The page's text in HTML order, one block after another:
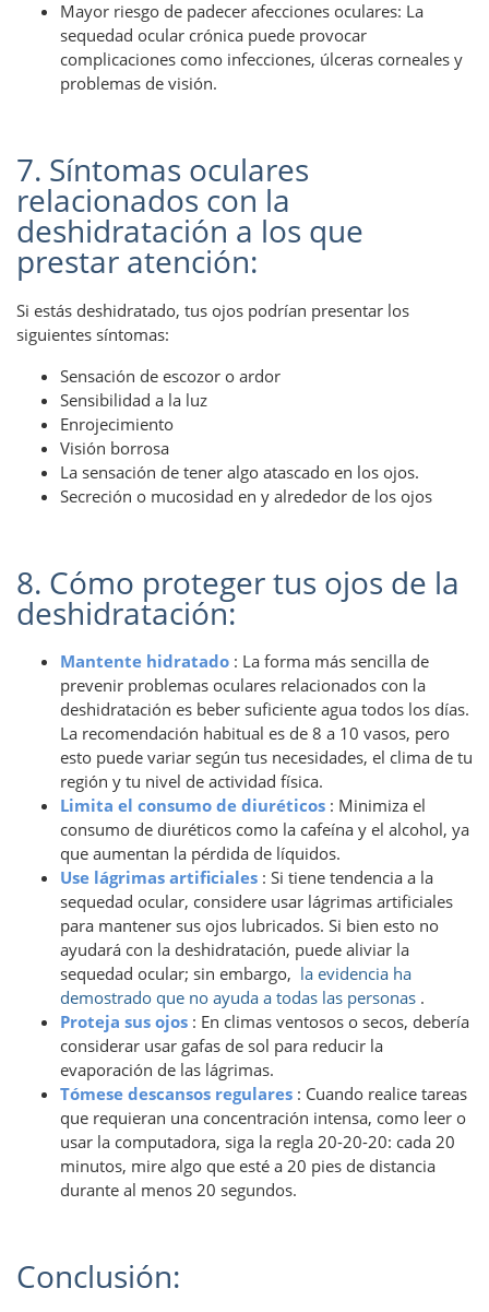
Mayor riesgo de padecer afecciones oculares: La
sequedad ocular crónica puede provocar
complicaciones como infecciones, úlceras corneales y
problemas de visión.
7. Síntomas oculares
relacionados con la
deshidratación a los que
prestar atención:
Si estás deshidratado, tus ojos podrían presentar los
siguientes síntomas:
Sensación de escozor o ardor
Sensibilidad a la luz
Enrojecimiento
Visión borrosa
La sensación de tener algo atascado en los ojos.
Secreción o mucosidad en y alrededor de los ojos
8. Cómo proteger tus ojos de la
deshidratación:
Mantente hidratado : La forma más sencilla de
prevenir problemas oculares relacionados con la
deshidratación es beber suficiente agua todos los días.
La recomendación habitual es de 8 a 10 vasos, pero
esto puede variar según tus necesidades, el clima de tu
región y tu nivel de actividad física.
Limita el consumo de diuréticos : Minimiza el
consumo de diuréticos como la cafeína y el alcohol, ya
que aumentan la pérdida de líquidos.
Use lágrimas artificiales : Si tiene tendencia a la
sequedad ocular, considere usar lágrimas artificiales
para mantener sus ojos lubricados. Si bien esto no
ayudará con la deshidratación, puede aliviar la
sequedad ocular; sin embargo, la evidencia ha
demostrado que no ayuda a todas las personas .
Proteja sus ojos : En climas ventosos o secos, debería
considerar usar gafas de sol para reducir la
evaporación de las lágrimas.
Tómese descansos regulares : Cuando realice tareas
que requieran una concentración intensa, como leer o
usar la computadora, siga la regla 20-20-20: cada 20
minutos, mire algo que esté a 20 pies de distancia
durante al menos 20 segundos.
Conclusión: